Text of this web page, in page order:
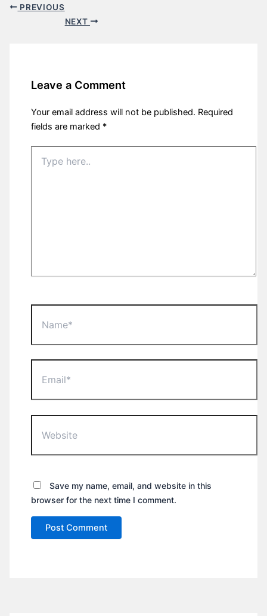
PREVIOUS
NEXT
Leave a Comment
Your email address will not be published. Required
fields are marked *
here..
Save my name, email, and website in this
browser for the next time I comment.